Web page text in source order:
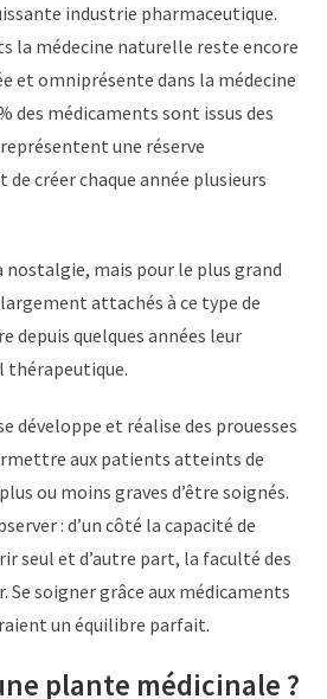
industrie pharmaceutique.
la médecine naturelle reste encore
et omniprésente dans la médecine
des médicaments sont issus des
une réserve
créer chaque année plusieurs
nostalgie, mais pour le plus grand
attachés à ce type de
depuis quelques années leur
thérapeutique.
développe et réalise des prouesses
aux patients atteints de
ou moins graves d’être soignés.
: d’un côté la capacité de
seul et d’autre part, la faculté des
Se soigner grâce aux médicaments
un équilibre parfait.
plante médicinale ?